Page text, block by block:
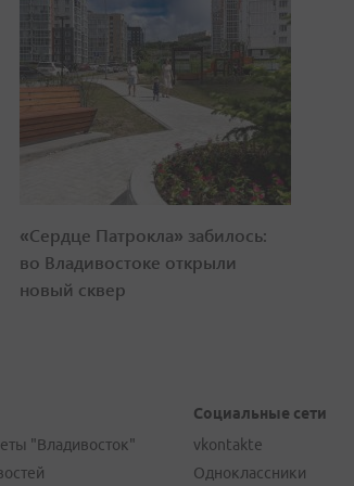
«Сердце Патрокла» забилось:
во Владивостоке открыли
новый сквер
"Владивосток"
Социальные сети
vkontakte
Одноклассники